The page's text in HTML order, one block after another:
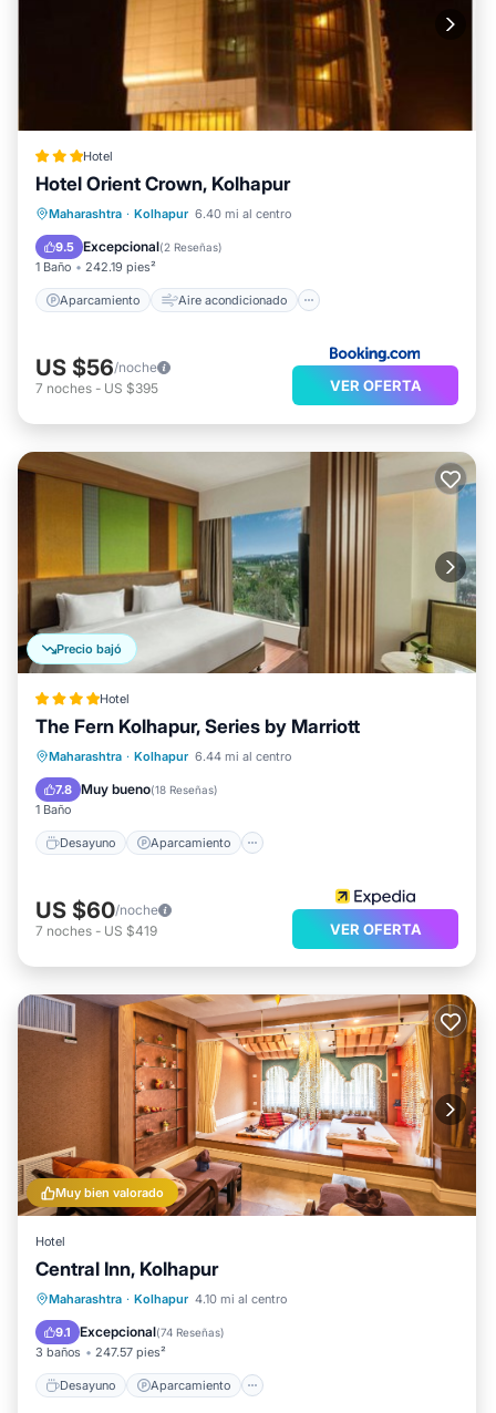
Hotel
Hotel Orient Crown, Kolhapur
Maharashtra · Kolhapur 6.40 mi al centro
9.5 Excepcional(2 Reseñas)
1 Baño 242.19 pies²
Aparcamiento Aire acondicionado
Aparcamiento
Aire acondicionado
Internet
Apto para niños
US $56/noche
7 noches - US $395 VER OFERTA
Precio bajó
Hotel
The Fern Kolhapur, Series by Marriott
Maharashtra · Kolhapur 6.44 mi al centro
7.8 Muy bueno(18 Reseñas)
1 Baño
Desayuno Aparcamiento
Desayuno Aparcamiento
Balcón/Terraza
US $60/noche
7 noches - US $419 VER OFERTA
Muy bien valorado
Hotel
Central Inn, Kolhapur
Maharashtra · Kolhapur 4.10 mi al centro
9.1 Excepcional(74 Reseñas)
3 baños 247.57 pies²
Desayuno Aparcamiento
Desayuno
Aparcamiento
Balcón/Terraza